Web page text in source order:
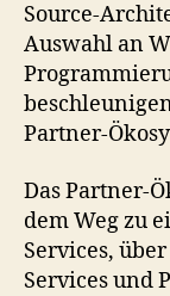
Source-
Auswahl an
Partner-
Das Partner-
dem Weg zu
Services,
Services und